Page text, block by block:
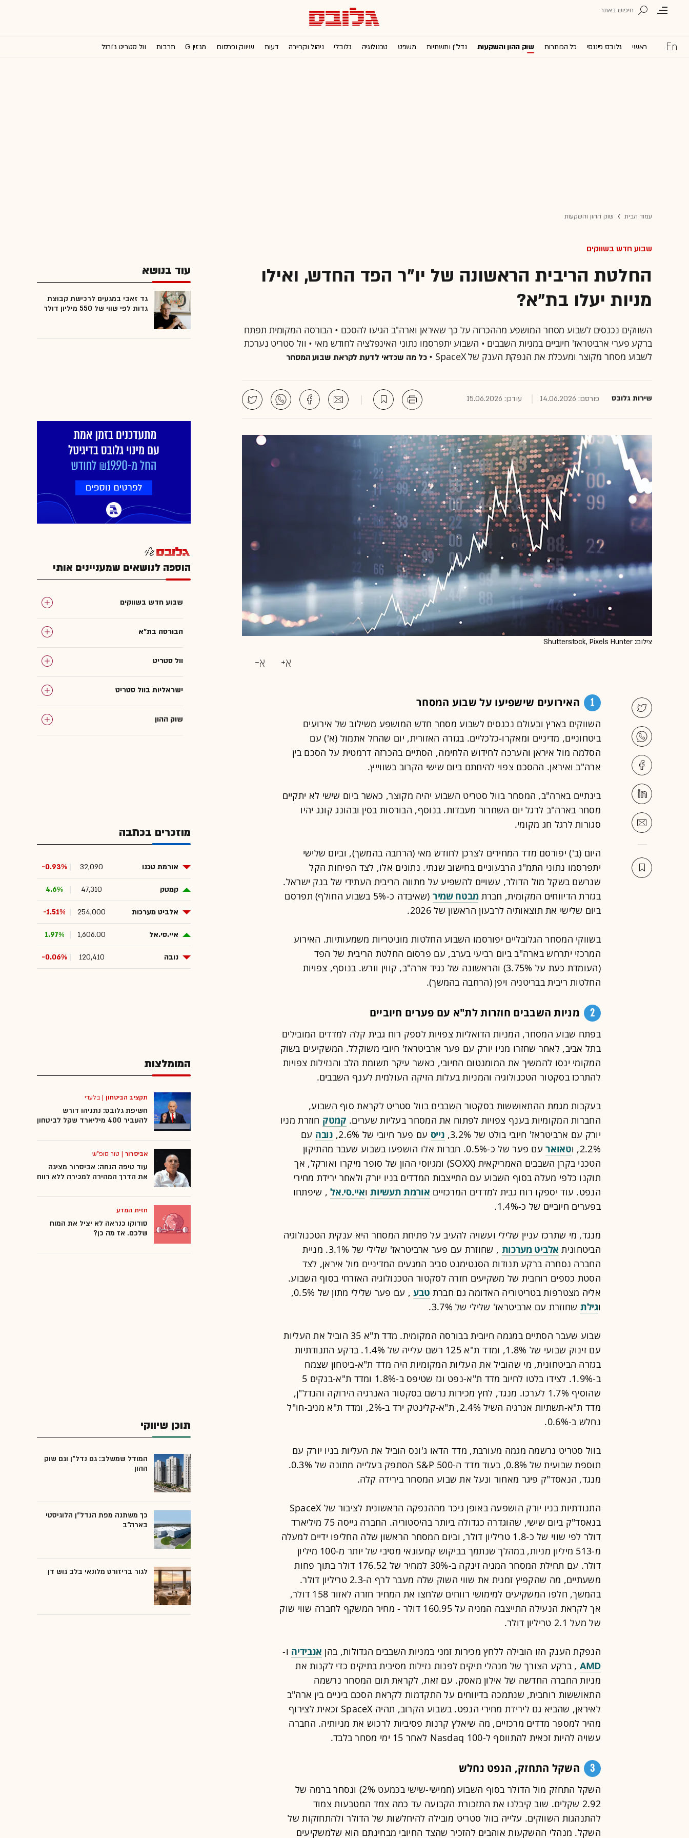
ראשי גלובס פיננסי כל הכותרות שוק ההון והשקעות נדל''ן ותשתיות משפט טכנולוגיה גלובלי ניהול וקריירה דעות שיווק ופרסום מגזין G תרבות וול סטריט ג'ורנל
עמוד הבית שוק ההון והשקעות
שבוע חדש בשווקים
החלטת הריבית הראשונה של יו"ר הפד החדש, ואילו
מניות יעלו בת"א?
השווקים נכנסים לשבוע מסחר המושפע מההכרזה על כך שאיראן וארה"ב הגיעו להסכם • הבורסה המקומית תפתח
ברקע פערי ארביטראז' חיוביים במניות השבבים • השבוע יתפרסמו נתוני האינפלציה לחודש מאי • וול סטריט נערכת
לשבוע מסחר מקוצר ומעכלת את הנפקת הענק של SpaceX •
כל מה שכדאי לדעת לקראת שבוע המסחר
שירות גלובס פורסם: 14.06.2026 עודכן: 15.06.2026
צילום: Shutterstock, Pixels Hunter
1 האירועים שישפיעו על שבוע המסחר
השווקים בארץ ובעולם נכנסים לשבוע מסחר חדש המושפע משילוב של אירועים
ביטחוניים, מדיניים ומאקרו-כלכליים. בגזרה האזורית, יום שהחל אתמול (א') עם
הסלמה מול איראן והערכה לחידוש הלחימה, הסתיים בהכרזה דרמטית על הסכם בין
ארה"ב ואיראן. ההסכם צפוי להיחתם ביום שישי הקרוב בשווייץ.
בינתיים בארה"ב, המסחר בוול סטריט השבוע יהיה מקוצר, כאשר ביום שישי לא יתקיים
מסחר בארה"ב לרגל יום השחרור מעבדות. בנוסף, הבורסות בסין ובהונג קונג יהיו
סגורות לרגל חג מקומי.
היום (ב') יפורסם מדד המחירים לצרכן לחודש מאי (הרחבה בהמשך), וביום שלישי
יתפרסמו נתוני התמ"ג הרבעוניים בחישוב שנתי. נתונים אלו, לצד הפיחות הקל
שנרשם בשקל מול הדולר, עשויים להשפיע על מתווה הריבית העתידי של בנק ישראל.
בגזרת הדיווחים המקומית, חברת מבטח שמיר
(שאיבדה כ-5% בשבוע החולף) תפרסם
ביום שלישי את תוצאותיה לרבעון הראשון של 2026.
בשווקי המסחר הגלובליים יפורסמו השבוע החלטות מוניטריות משמעותיות. האירוע
המרכזי יתרחש בארה"ב ביום רביעי בערב, עם פרסום החלטת הריבית של הפד
(העומדת כעת על 3.75%) והראשונה של נגיד ארה"ב, קווין וורש. בנוסף, צפויות
החלטות ריבית בבריטניה ויפן (הרחבה בהמשך).
2 מניות השבבים חוזרות לת"א עם פערים חיוביים
בפתח שבוע המסחר, המניות הדואליות צפויות לספק רוח גבית קלה למדדים המובילים
בתל אביב, לאחר שחזרו מניו יורק עם פער ארביטראז' חיובי משוקלל. המשקיעים בשוק
המקומי ינסו להמשיך את המומנטום החיובי, כאשר עיקר תשומת הלב והנזילות צפויות
להתרכז בסקטור הטכנולוגיה והמניות בעלות הזיקה העולמית לענף השבבים.
בעקבות מגמת ההתאוששות בסקטור השבבים בוול סטריט לקראת סוף השבוע,
החברות המקומיות בענף צפויות לפתוח את המסחר בעליות שערים. קמטק חוזרת מניו
יורק עם ארביטראז' חיובי בולט של 3.2%,
נייס עם פער חיובי של 2.6%, נובה עם
2.2%, ו
טאואר
עם פער של כ-0.5%. חברות אלו הושפעו בשבוע שעבר מהתיקון
הטכני בקרן השבבים האמריקאית (SOXX) ומגיוסי ההון של סופר מיקרו ואורקל, אך
תוקנו כלפי מעלה בסוף השבוע עם התייצבות המדדים בניו יורק ולאחר ירידת מחירי
הנפט. עוד יספקו רוח גבית למדדים המרכזיים אורמת תעשיות ואיי.סי.אל , שיפתחו
בפערים חיוביים של כ-1.4%.
מנגד, מי שתרכז עניין שלילי ועשויה להעיב על פתיחת המסחר היא ענקית הטכנולוגיה
הביטחונית אלביט מערכות
, שחוזרת עם פער ארביטראז' שלילי של 3.1%. מניית
החברה נסחרה ברקע תנודות הסנטימנט סביב המגעים המדיניים מול איראן, לצד
הסטת כספים רוחבית של משקיעים חזרה לסקטור הטכנולוגיה האזרחי בסוף השבוע.
אליה מצטרפות בטריטוריה האדומה גם חברת טבע
, עם פער שלילי מתון של 0.5%,
וגילת שחוזרת עם ארביטראז' שלילי של 3.7%.
שבוע שעבר הסתיים במגמה חיובית בבורסה המקומית. מדד ת"א 35 הוביל את העליות
עם זינוק שבועי של 1.8%, ומדד ת"א 125 רשם עלייה של 1.4%. ברקע התנודתיות
בגזרה הביטחונית, מי שהוביל את העליות המקומיות היה מדד ת"א-ביטחון שצמח
ב-1.9%. לצידו בלטו לחיוב מדד ת"א-נפט וגז שטיפס ב-1.8% ומדד ת"א-בנקים 5
שהוסיף 1.7% לערכו. מנגד, לחץ מכירות נרשם בסקטור האנרגיה הירוקה והנדל"ן,
מדד ת"א-תשתיות אנרגיה השיל 2.4%, ת"א-קלינטק ירד ב-2%, ומדד ת"א מניב-חו"ל
נחלש ב-0.6%.
בוול סטריט נרשמה מגמה מעורבת, מדד הדאו ג'ונס הוביל את העליות בניו יורק עם
תוספת שבועית של 0.8%, בעוד מדד ה-S&P 500 הסתפק בעלייה מתונה של 0.3%.
מנגד, הנאסד"ק פיגר מאחור ונעל את שבוע המסחר בירידה קלה.
התנודתיות בניו יורק הושפעה באופן ניכר מההנפקה הראשונית לציבור של SpaceX
בנאסד"ק ביום שישי, שהוגדרה כגדולה ביותר בהיסטוריה. החברה גייסה 75 מיליארד
דולר לפי שווי של כ-1.8 טריליון דולר, וביום המסחר הראשון שלה החליפו ידיים למעלה
מ-513 מיליון מניות, במהלך שנתמך בביקוש קמעונאי מסיבי של יותר מ-100 מיליון
דולר. עם תחילת המסחר המניה זינקה ב-30% למחיר של 176.52 דולר בתוך פחות
משעתיים, מה שהקפיץ זמנית את שווי השוק שלה מעבר לרף ה-2.3 טריליון דולר.
בהמשך, חלפו המשקיעים למימושי רווחים שלחצו את המחיר חזרה לאזור 158 דולר,
אך לקראת הנעילה התייצבה המניה על 160.95 דולר - מחיר המשקף לחברה שווי שוק
של מעל 2.1 טריליון דולר.
הנפקת הענק הזו הובילה ללחץ מכירות זמני במניות השבבים הגדולות, בהן אנבידיה ו-
AMD , ברקע הצורך של מנהלי תיקים לפנות נזילות מסיבית בתיקים כדי לקנות את
מניות החברה החדשה של אילון מאסק. עם זאת, לקראת תום המסחר נרשמה
התאוששות רוחבית, שנתמכה בדיווחים על התקדמות לקראת הסכם ביניים בין ארה"ב
לאיראן, שהביא גם לירידת מחירי הנפט. בשבוע הקרוב, תהיה SpaceX זכאית לצירוף
מהיר למספר מדדים מרכזיים, מה שיאלץ קרנות פסיביות לרכוש את מניותיה. החברה
עשויה להיות זכאית להתווסף ל-Nasdaq 100 לאחר 15 ימי מסחר בלבד.
3 השקל התחזק, הנפט נחלש
השקל התחזק מול הדולר בסוף השבוע (חמישי-שישי בכמעט 2%) ונסחר ברמה של
2.92 שקלים. שוב קיבלנו את התזכורת הקבועה עד כמה צמד המטבעות צמוד
להתנהגות השווקים. עלייה בוול סטריט מובילה להיחלשות של הדולר ולהתחזקות של
השקל. מנהלי ההשקעות אוהבים להזכיר שהצד החיובי מבחינתם הוא שלמשקיעים
עוד בנושא
גד זאבי במגעים לרכישת קבוצת
גדות לפי שווי של 550 מיליון דולר
הוספה לנושאים שמעניינים אותי
שבוע חדש בשווקים
הבורסה בת"א
וול סטריט
ישראליות בוול סטריט
שוק ההון
איראן
ארה"ב
מוזכרים בכתבה
אורמת טכנו 32,090
-0.93%
קמטק 47,310
4.6%
אלביט מערכות 254,000
-1.51%
איי.סי.אל 1,606.00
1.97%
נובה 120,410
-0.06%
המומלצות
תקציב הביטחון |בלעדי
חשיפת גלובס: נתניהו דורש
להעביר 400 מיליארד שקל לביטחון
אביסרור| טור סופ"ש
עוד טיפה הנחה: אביסרור מציגה
את הדרך המהירה למכירה ללא רווח
חזית המדע
סודוקו כנראה לא יציל את המוח
שלכם. אז מה כן?
תוכן שיווקי
המודל שמשלב: גם נדל"ן וגם שוק
ההון
כך משתנה מפת הנדל"ן הלוגיסטי
בארה"ב
לגור בריזורט מלונאי בלב גוש דן